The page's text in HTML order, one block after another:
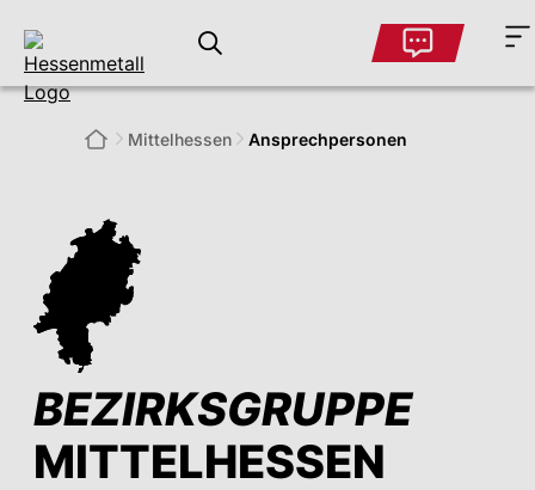
BEZIRKSGRUPPE
MITTELHESSEN
Mittelhessen Ansprechpersonen